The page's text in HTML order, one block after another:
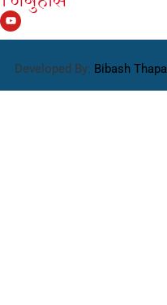
Developed By: Bibash Thapa